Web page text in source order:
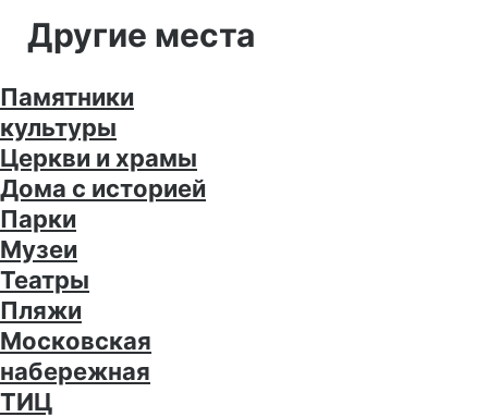
Другие места
Памятники
культуры
Церкви и храмы
Дома с историей
Парки
Музеи
Театры
Пляжи
Московская
набережная
ТИЦ